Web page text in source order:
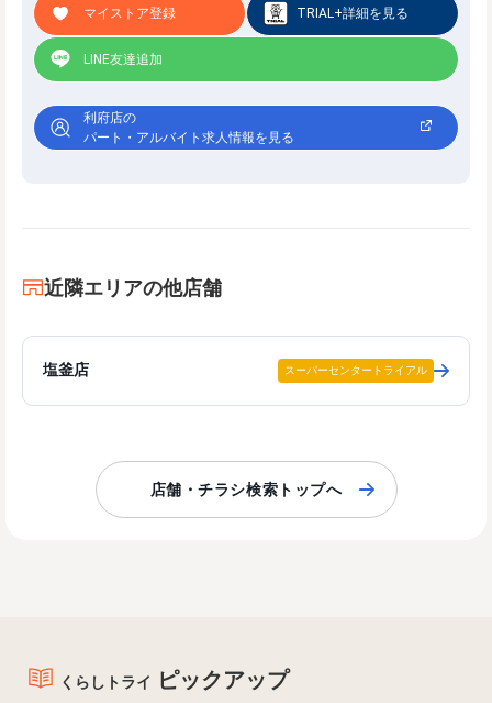
マイストア登録 TRIAL+詳細を見る
LINE友達追加
利府店の
パート・アルバイト求人情報を見る
近隣エリアの他店舗
塩釜店 スーパーセンタートライアル
店舗・チラシ検索トップへ
くらしトライ ピックアップ